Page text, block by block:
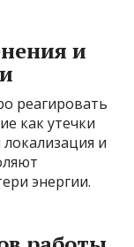
и
реагировать
как утечки
и
энергии.